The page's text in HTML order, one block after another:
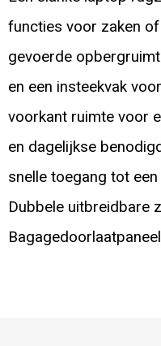
functies voor zaken
gevoerde
en een insteekvak
voorkant ruimte voor
en dagelijkse
snelle toegang tot
Dubbele uitbreidbare